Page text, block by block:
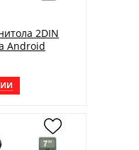
2DIN
Android